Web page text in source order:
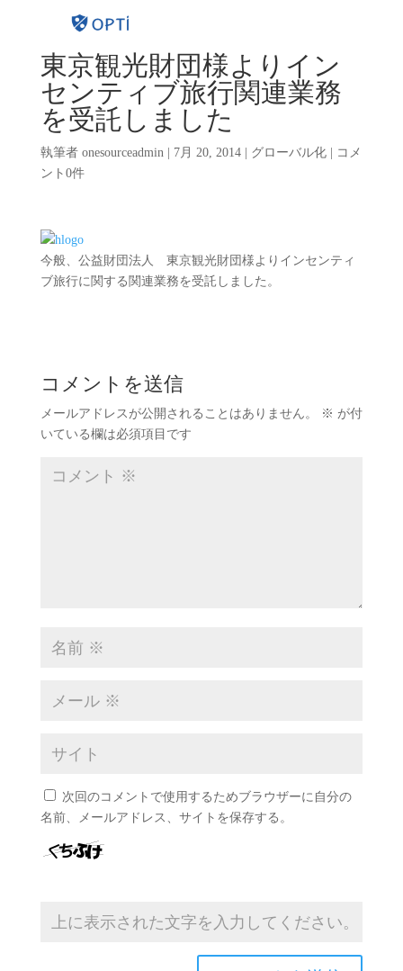
東京観光財団様よりイン
センティブ旅行関連業務
を受託しました
執筆者 onesourceadmin| 7月 20, 2014| グローバル化|
コメ
ント0件
今般、公益財団法人 東京観光財団様よりインセンティ
ブ旅行に関する関連業務を受託しました。
コメントを送信
メールアドレスが公開されることはありません。 ※ が付
いている欄は必須項目です
次回のコメントで使用するためブラウザーに自分の
名前、メールアドレス、サイトを保存する。